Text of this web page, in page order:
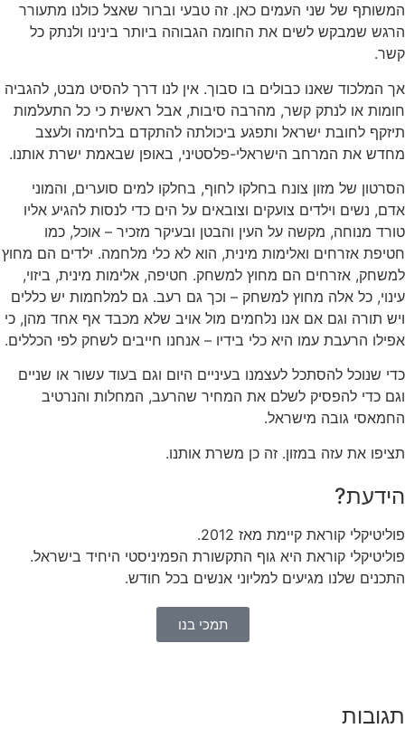
של שני העמים כאן. זה טבעי וברור שאצל כולנו מתעורר
שמבקש לשים את החומה הגבוהה ביותר בינינו ולנתק כל
המלכוד שאנו כבולים בו סבוך. אין לנו דרך להסיט מבט, להגביה
או לנתק קשר, מהרבה סיבות, אבל ראשית כי כל התעלמות
לחובת ישראל ותפגע ביכולתה להתקדם בלחימה ולעצב
את המרחב הישראלי-פלסטיני, באופן שבאמת ישרת אותנו.
של מזון צונח בחלקו לחוף, בחלקו למים סוערים, והמוני
נשים וילדים צועקים וצובאים על הים כדי לנסות להגיע אליו
מנוחה, מקשה על העין והבטן ובעיקר מזכיר – אוכל, כמו
אזרחים ואלימות מינית, הוא לא כלי מלחמה. ילדים הם מחוץ
אזרחים הם מחוץ למשחק. חטיפה, אלימות מינית, ביזוי,
כל אלה מחוץ למשחק – וכך גם רעב. גם למלחמות יש כללים
תורה וגם אם אנו נלחמים מול אויב שלא מכבד אף אחד מהן, כי
הרעבת עמו היא כלי בידיו – אנחנו חייבים לשחק לפי הכללים.
שנוכל להסתכל לעצמנו בעיניים היום וגם בעוד עשור או שניים
כדי להפסיק לשלם את המחיר שהרעב, המחלות והנרטיב
גובה מישראל.
את עזה במזון. זה כן משרת אותנו.
קוראת קיימת מאז 2012.
קוראת היא גוף התקשורת הפמיניסטי היחיד בישראל.
שלנו מגיעים למליוני אנשים בכל חודש.
תמכי בנו